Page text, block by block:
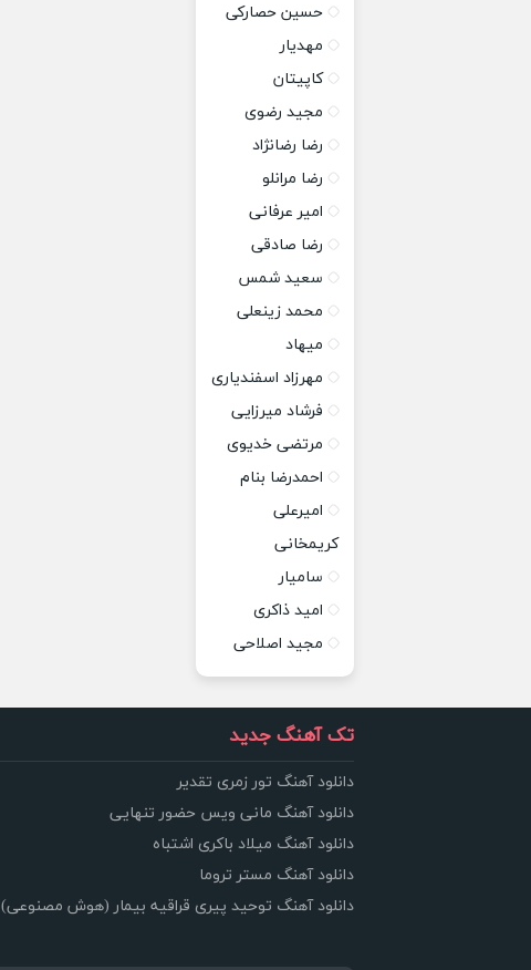
حسین حصارکی
مهدیار
کاپیتان
مجید رضوی
رضا رضانژاد
رضا مرانلو
امیر عرفانی
رضا صادقی
سعید شمس
محمد زینعلی
میهاد
مهرزاد اسفندیاری
فرشاد میرزایی
مرتضی خدیوی
احمدرضا بنام
امیرعلی
کریمخانی
سامیار
امید ذاکری
مجید اصلاحی
تک آهنگ جدید
دانلود آهنگ تور زمری تقدیر
دانلود آهنگ مانی ویس حضور تنهایی
دانلود آهنگ میلاد باکری اشتباه
دانلود آهنگ مستر تروما
دانلود آهنگ توحید پیری قراقیه بیمار (هوش مصنوعی)